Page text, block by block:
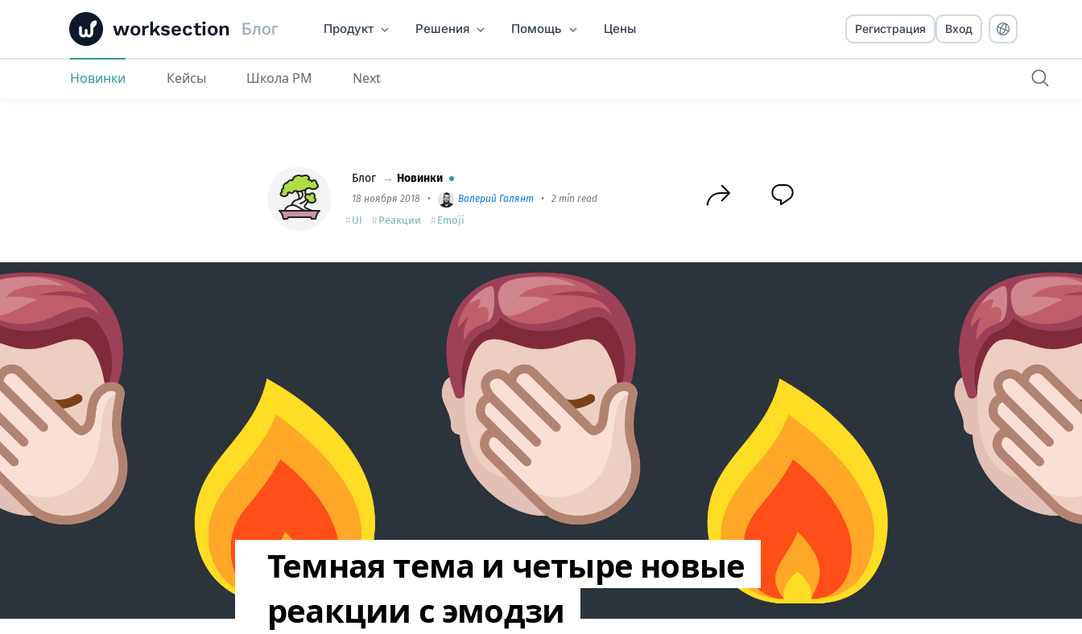
worksection Блог Продукт Решения Помощь Цены
Темная тема и четыре новые реакции с эмодзи
Регистрация Вход
Новинки Кейсы Школа PM Next
Блог → Новинки
18 ноября 2018 • Валерий Галянт • 2 min read
UI Реакции Emoji
Темная тема и четыре новые
реакции с эмодзи